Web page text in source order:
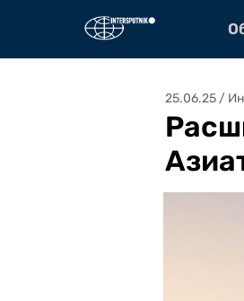
25.06.25 /